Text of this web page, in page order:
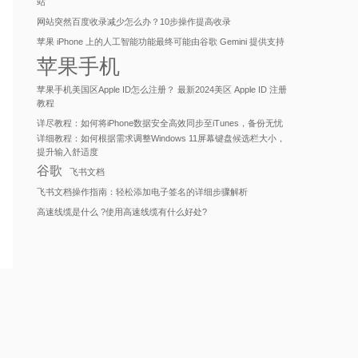
网站突然百度收录减少怎么办？10步操作提高收录
苹果 iPhone 上的人工智能功能最终可能由谷歌 Gemini 提供支持
苹果手机
苹果手机美国区Apple ID怎么注册？ 最新2024美区 Apple ID 注册
教程
详尽教程：如何将iPhone数据安全高效同步至iTunes，备份无忧
详细教程：如何根据需求调整Windows 11屏幕键盘候选栏大小，
提升输入舒适度
谷歌 飞书文档
飞书文档操作指南：轻松添加电子签名的详细步骤解析
高速线缆是什么 ?使用高速线缆有什么好处?